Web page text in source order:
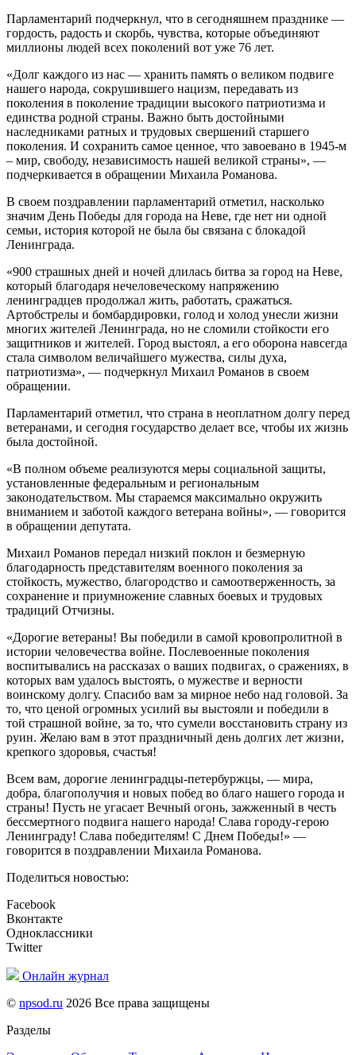
Парламентарий подчеркнул, что в сегодняшнем празднике —
гордость, радость и скорбь, чувства, которые объединяют
миллионы людей всех поколений вот уже 76 лет.
«Долг каждого из нас — хранить память о великом подвиге
нашего народа, сокрушившего нацизм, передавать из
поколения в поколение традиции высокого патриотизма и
единства родной страны. Важно быть достойными
наследниками ратных и трудовых свершений старшего
поколения. И сохранить самое ценное, что завоевано в 1945-м
– мир, свободу, независимость нашей великой страны», —
подчеркивается в обращении Михаила Романова.
В своем поздравлении парламентарий отметил, насколько
значим День Победы для города на Неве, где нет ни одной
семьи, история которой не была бы связана с блокадой
Ленинграда.
«900 страшных дней и ночей длилась битва за город на Неве,
который благодаря нечеловеческому напряжению
ленинградцев продолжал жить, работать, сражаться.
Артобстрелы и бомбардировки, голод и холод унесли жизни
многих жителей Ленинграда, но не сломили стойкости его
защитников и жителей. Город выстоял, а его оборона навсегда
стала символом величайшего мужества, силы духа,
патриотизма», — подчеркнул Михаил Романов в своем
обращении.
Парламентарий отметил, что страна в неоплатном долгу перед
ветеранами, и сегодня государство делает все, чтобы их жизнь
была достойной.
«В полном объеме реализуются меры социальной защиты,
установленные федеральным и региональным
законодательством. Мы стараемся максимально окружить
вниманием и заботой каждого ветерана войны», — говорится
в обращении депутата.
Михаил Романов передал низкий поклон и безмерную
благодарность представителям военного поколения за
стойкость, мужество, благородство и самоотверженность, за
сохранение и приумножение славных боевых и трудовых
традиций Отчизны.
«Дорогие ветераны! Вы победили в самой кровопролитной в
истории человечества войне. Послевоенные поколения
воспитывались на рассказах о ваших подвигах, о сражениях, в
которых вам удалось выстоять, о мужестве и верности
воинскому долгу. Спасибо вам за мирное небо над головой. За
то, что ценой огромных усилий вы выстояли и победили в
той страшной войне, за то, что сумели восстановить страну из
руин. Желаю вам в этот праздничный день долгих лет жизни,
крепкого здоровья, счастья!
Всем вам, дорогие ленинградцы-петербуржцы, — мира,
добра, благополучия и новых побед во благо нашего города и
страны! Пусть не угасает Вечный огонь, зажженный в честь
бессмертного подвига нашего народа! Слава городу-герою
Ленинграду! Слава победителям! С Днем Победы!» —
говорится в поздравлении Михаила Романова.
Поделиться новостью:
Facebook
Вконтакте
Одноклассники
Twitter
Онлайн журнал
© npsod.ru 2026 Все права защищены
Разделы